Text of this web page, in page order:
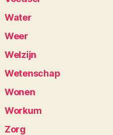
Water
Weer
Welzijn
Wetenschap
Wonen
Workum
Zorg